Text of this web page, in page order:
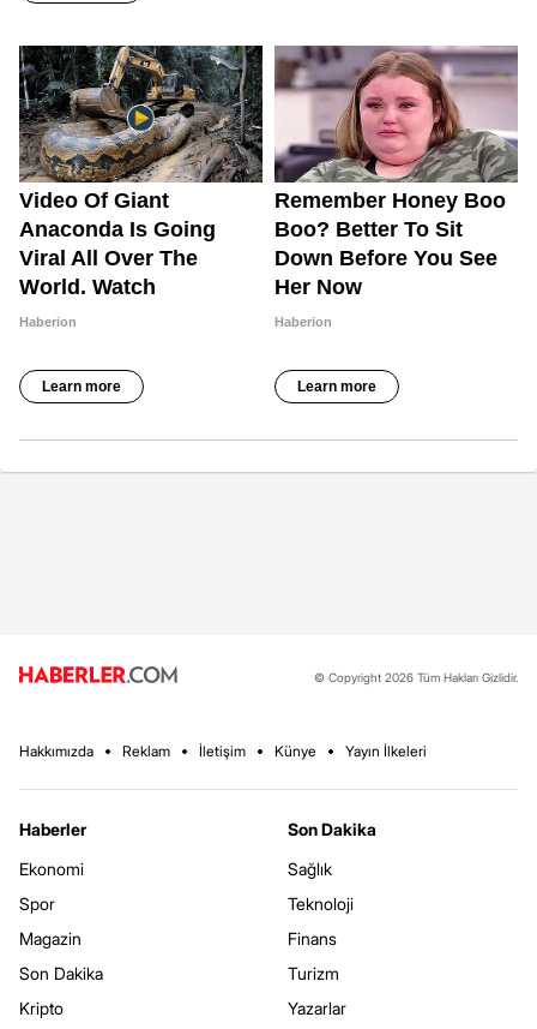
© Copyright 2026 Tüm Hakları Gizlidir.
Hakkımızda Reklam İletişim Künye Yayın İlkeleri
Haberler
Ekonomi
Spor
Magazin
Son Dakika
Kripto
Son Dakika
Sağlık
Teknoloji
Finans
Turizm
Yazarlar